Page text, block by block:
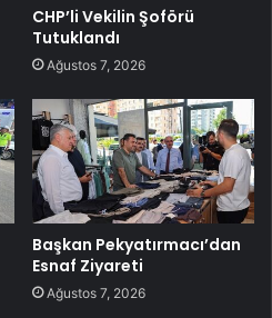
CHP’li Vekilin Şoförü
Tutuklandı
Ağustos 7, 2026
Başkan Pekyatırmacı’dan
Esnaf Ziyareti
Ağustos 7, 2026